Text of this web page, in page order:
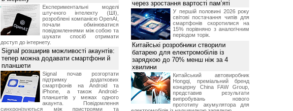
Експериментальні моделі
штучного інтелекту (ШІ),
розроблені компанією OpenAI,
почали обмінюватися
повідомленнями між собою та
шукати спосіб отримати
доступ до інтернету.
Signal розширив можливості акаунтів:
тепер можна додавати смартфони й
планшети
Signal почав розгортати
підтримку додаткових
смартфонів на Android та
iPhone, а також Android-
планшетів у межах одного
акаунта. Повідомлення
синхронізуються між пристроями та
через зростання вартості пам’яті
У першій половині 2026 року
світові постачання чипів для
смартфонів скоротилися на
15% порівняно з аналогічним
періодом торік.
Китайські розробники створили
батарею для електромобілів із
зарядкою до 70% менш ніж за 4
хвилини
Китайський автовиробник
Hongqi, преміальний бренд
концерну China FAW Group,
представив результати
випробувань нового
прототипу акумулятора для